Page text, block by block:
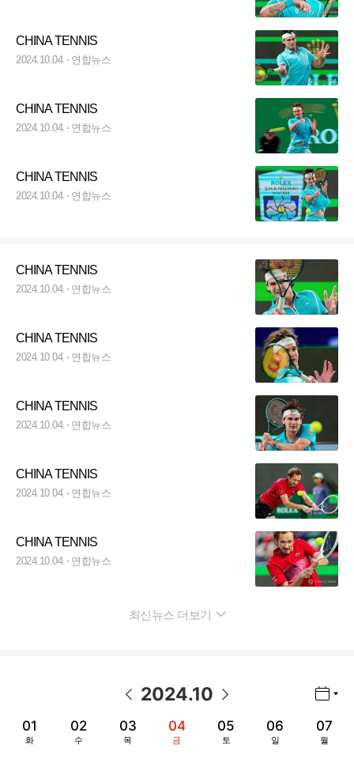
CHINA TENNIS
2024.10.04. 연합뉴스
CHINA TENNIS
2024.10.04. 연합뉴스
CHINA TENNIS
2024.10.04. 연합뉴스
CHINA TENNIS
2024.10.04. 연합뉴스
CHINA TENNIS
2024.10.04. 연합뉴스
CHINA TENNIS
2024.10.04. 연합뉴스
CHINA TENNIS
2024.10.04. 연합뉴스
CHINA TENNIS
2024.10.04. 연합뉴스
최신뉴스 더보기
2024.10
01
화
02
수
03
목
04
금
05
토
06
일
07
월